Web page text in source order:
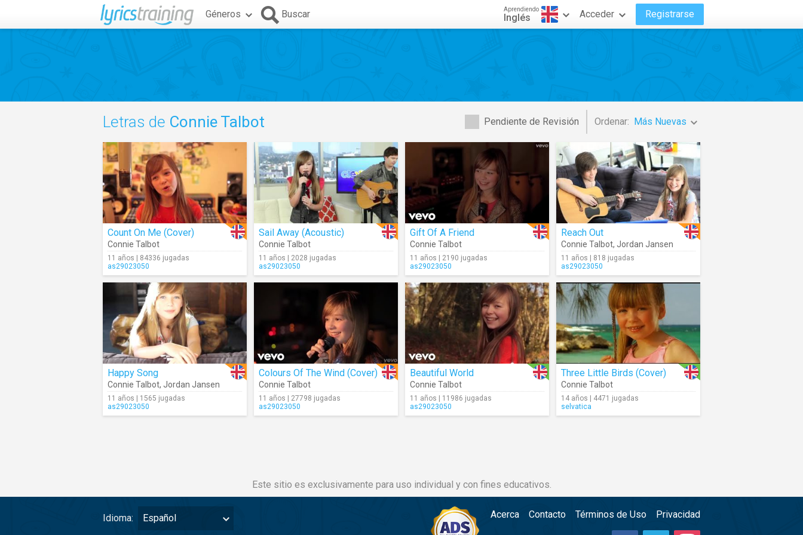
Géneros Buscar Aprendiendo
Inglés Acceder Registrarse
Pendiente de Revisión Ordenar: Más Nuevas
Letras de Connie Talbot
Count On Me (Cover)
Connie Talbot
11 años | 84336 jugadas
as29023050
Sail Away (Acoustic)
Connie Talbot
11 años | 2028 jugadas
as29023050
Gift Of A Friend
Connie Talbot
11 años | 2190 jugadas
as29023050
Reach Out
Connie Talbot, Jordan Jansen
11 años | 818 jugadas
as29023050
Happy Song
Connie Talbot, Jordan Jansen
11 años | 1565 jugadas
as29023050
Colours Of The Wind (Cover)
Connie Talbot
11 años | 27798 jugadas
as29023050
Beautiful World
Connie Talbot
11 años | 11986 jugadas
as29023050
Three Little Birds (Cover)
Connie Talbot
14 años | 4471 jugadas
selvatica
Este sitio es exclusivamente para uso individual y con fines educativos.
Idioma: Español Acerca Contacto Términos de Uso Privacidad